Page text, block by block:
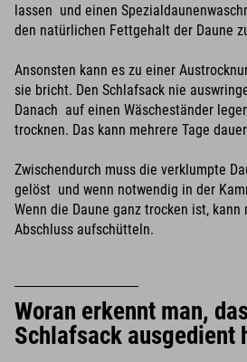
lassen und einen
den natürlichen Fettgehalt der Daune
Ansonsten kann es zu einer
sie bricht. Den Schlafsack nie
Danach auf einen Wäscheständer
trocknen. Das kann mehrere Tage
Zwischendurch muss die verklumpte
gelöst und wenn notwendig in der
Wenn die Daune ganz trocken ist, kann
Abschluss aufschütteln.
Woran erkennt man,
Schlafsack ausgedient